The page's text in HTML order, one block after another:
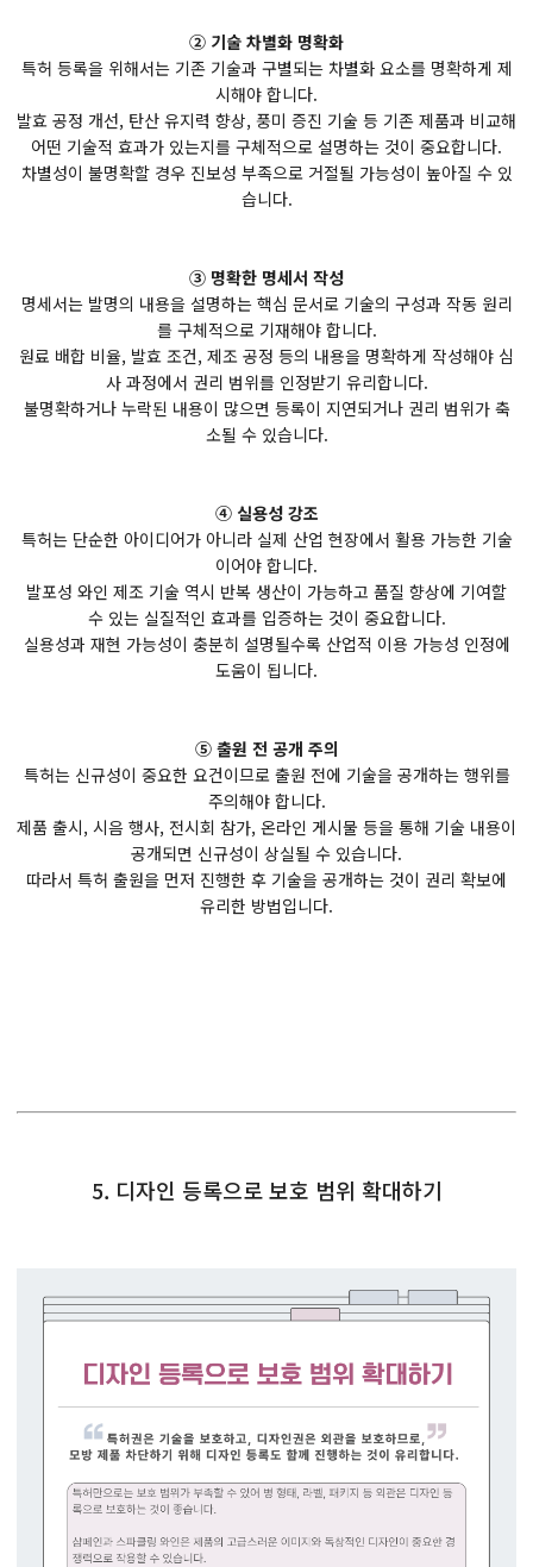
② 기술 차별화 명확화
특허 등록을 위해서는 기존 기술과 구별되는 차별화 요소를 명확하게 제
시해야 합니다.
발효 공정 개선, 탄산 유지력 향상, 풍미 증진 기술 등 기존 제품과 비교해
어떤 기술적 효과가 있는지를 구체적으로 설명하는 것이 중요합니다.
차별성이 불명확할 경우 진보성 부족으로 거절될 가능성이 높아질 수 있
습니다.
③ 명확한 명세서 작성
명세서는 발명의 내용을 설명하는 핵심 문서로 기술의 구성과 작동 원리
를 구체적으로 기재해야 합니다.
원료 배합 비율, 발효 조건, 제조 공정 등의 내용을 명확하게 작성해야 심
사 과정에서 권리 범위를 인정받기 유리합니다.
불명확하거나 누락된 내용이 많으면 등록이 지연되거나 권리 범위가 축
소될 수 있습니다.
④ 실용성 강조
특허는 단순한 아이디어가 아니라 실제 산업 현장에서 활용 가능한 기술
이어야 합니다.
발포성 와인 제조 기술 역시 반복 생산이 가능하고 품질 향상에 기여할
수 있는 실질적인 효과를 입증하는 것이 중요합니다.
실용성과 재현 가능성이 충분히 설명될수록 산업적 이용 가능성 인정에
도움이 됩니다.
⑤ 출원 전 공개 주의
특허는 신규성이 중요한 요건이므로 출원 전에 기술을 공개하는 행위를
주의해야 합니다.
제품 출시, 시음 행사, 전시회 참가, 온라인 게시물 등을 통해 기술 내용이
공개되면 신규성이 상실될 수 있습니다.
따라서 특허 출원을 먼저 진행한 후 기술을 공개하는 것이 권리 확보에
유리한 방법입니다.
5. 디자인 등록으로 보호 범위 확대하기